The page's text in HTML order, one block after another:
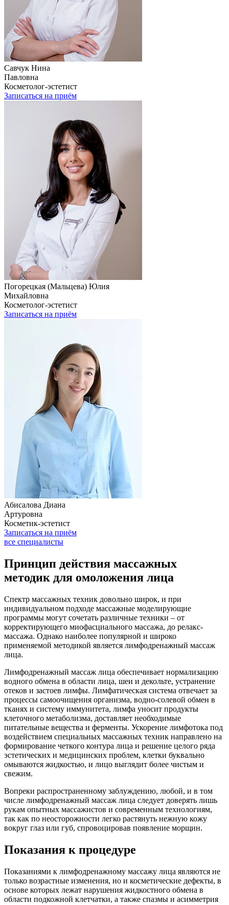
Савчук Нина
Павловна
Косметолог-эстетист
Записаться на приём
Погорецкая (Мальцева) Юлия
Михайловна
Косметолог-эстетист
Записаться на приём
Абисалова Диана
Артуровна
Косметик-эстетист
Записаться на приём
все специалисты
Принцип действия массажных
методик для омоложения лица
Спектр массажных техник довольно широк, и при
индивидуальном подходе массажные моделирующие
программы могут сочетать различные техники – от
корректирующего миофасциального массажа, до релакс-
массажа. Однако наиболее популярной и широко
применяемой методикой является лимфодренажный массаж
лица.
Лимфодренажный массаж лица обеспечивает нормализацию
водного обмена в области лица, шеи и декольте, устранение
отеков и застоев лимфы. Лимфатическая система отвечает за
процессы самоочищения организма, водно-солевой обмен в
тканях и систему иммунитета, лимфа уносит продукты
клеточного метаболизма, доставляет необходимые
питательные вещества и ферменты. Ускорение лимфотока под
воздействием специальных массажных техник направлено на
формирование четкого контура лица и решение целого ряда
эстетических и медицинских проблем, клетки буквально
омываются жидкостью, и лицо выглядит более чистым и
свежим.
Вопреки распространенному заблуждению, любой, и в том
числе лимфодренажный массаж лица следует доверять лишь
рукам опытных массажистов и современным технологиям,
так как по неосторожности легко растянуть нежную кожу
вокруг глаз или губ, спровоцировав появление морщин.
Показания к процедуре
Показаниями к лимфодренажному массажу лица являются не
только возрастные изменения, но и косметические дефекты, в
основе которых лежат нарушения жидкостного обмена в
области подкожной клетчатки, а также спазмы и асимметрия